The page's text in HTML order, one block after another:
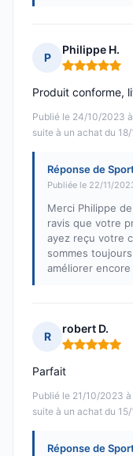
P
Philippe H.
Note : 5 sur 5
Publié le 24/10/2023
suite à un achat du
Produit conforme,
Réponse de
Publiée le 22/11/
Merci Philippe
ravis que votre
ayez reçu votre
sommes
améliorer
R
robert D.
Note : 5 sur 5
Publié le 21/10/2023
suite à un achat du
Parfait
Réponse de